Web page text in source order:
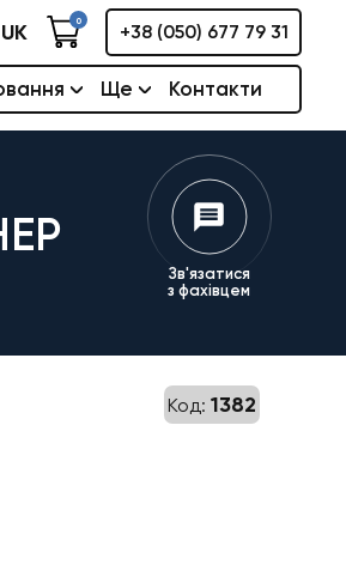
UK 0
+38 (050) 677 79 31
Ще Контакти
Зв'язатися
з фахівцем
Код: 1382